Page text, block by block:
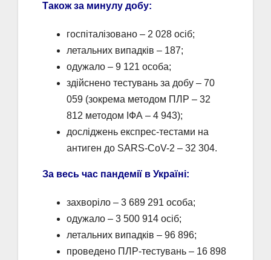
Також за минулу добу:
госпіталізовано – 2 028 осіб;
летальних випадків – 187;
одужало – 9 121 особа;
здійснено тестувань за добу – 70
059 (зокрема методом ПЛР – 32
812 методом ІФА – 4 943);
досліджень експрес-тестами на
антиген до SARS-CoV-2 – 32 304.
За весь час пандемії в Україні:
захворіло – 3 689 291 особа;
одужало – 3 500 914 осіб;
летальних випадків – 96 896;
проведено ПЛР-тестувань – 16 898